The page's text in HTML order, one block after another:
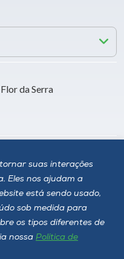
suas interações
Eles nos ajudam a
está sendo usado,
sob medida para
os tipos diferentes de
nossa Política de
da Serra